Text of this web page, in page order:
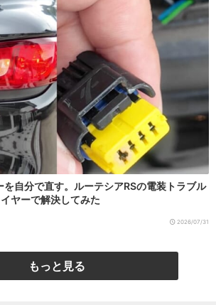
自分で直す。ルーテシアRSの電装トラブル
ヤーで解決してみた
2026/07/31
もっと見る